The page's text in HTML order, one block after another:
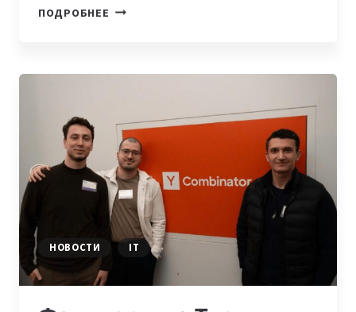
ПОДРОБНЕЕ ЧТО
ФАУНДЕРАХ
И
КАК
ЭТО
ДОСТИЧЬ
НОВОСТИ IT